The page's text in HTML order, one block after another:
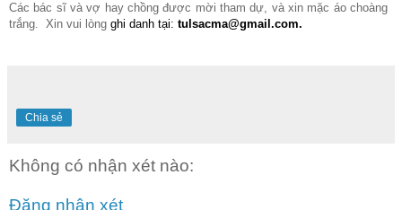
Các bác sĩ và vợ hay chồng được mời tham dự, và xin mặc áo choàng
trắng. Xin vui lòng ghi danh tại: tulsacma@gmail.com.
Chia sẻ
Không có nhận xét nào:
Đăng nhận xét